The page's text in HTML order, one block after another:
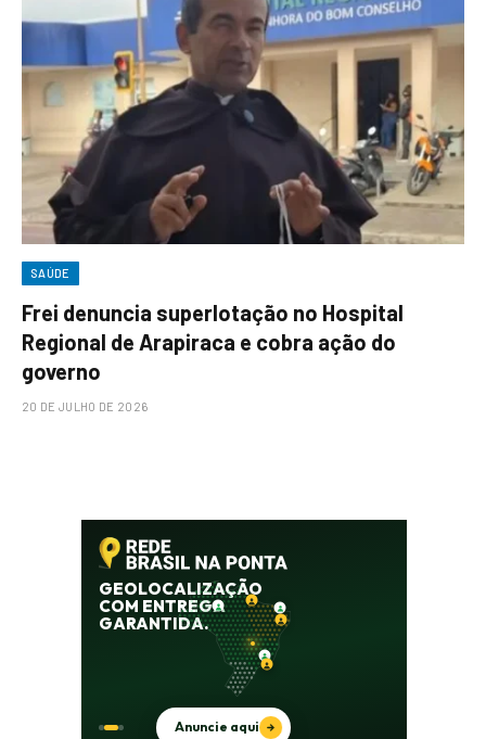
SAÚDE
Frei denuncia superlotação no Hospital
Regional de Arapiraca e cobra ação do
governo
20 DE JULHO DE 2026